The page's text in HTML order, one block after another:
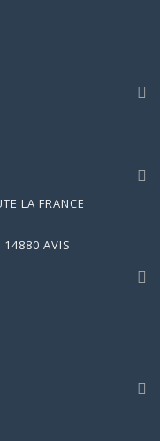
LA FRANCE
14880 AVIS